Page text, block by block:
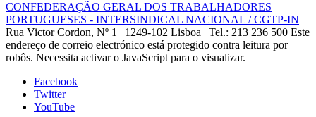
CONFEDERAÇÃO GERAL DOS TRABALHADORES
PORTUGUESES - INTERSINDICAL NACIONAL / CGTP-IN
Rua Victor Cordon, Nº 1 | 1249-102 Lisboa | Tel.: 213 236 500 Este
endereço de correio electrónico está protegido contra leitura por
robôs. Necessita activar o JavaScript para o visualizar.
Facebook
Twitter
YouTube